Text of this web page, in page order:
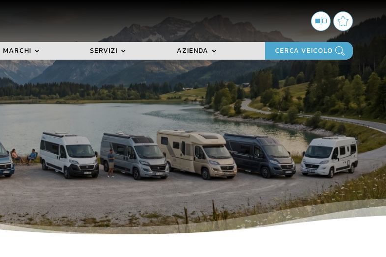
MARCHI SERVIZI AZIENDA CERCA VEICOLO